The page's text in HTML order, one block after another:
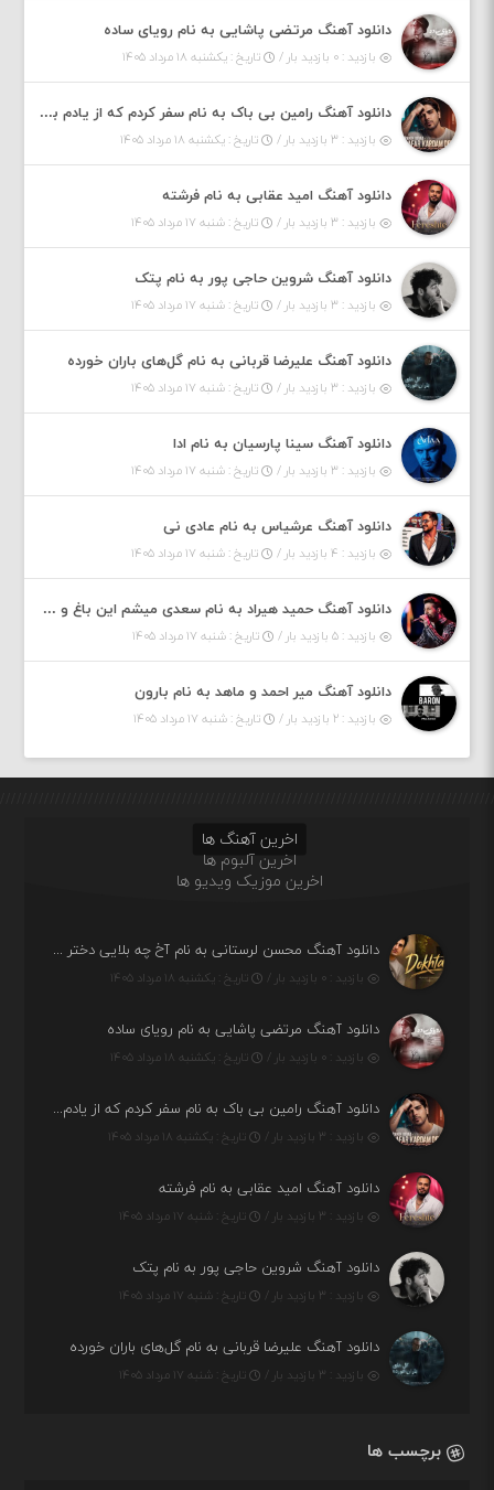
دانلود آهنگ مرتضی پاشایی به نام رویای ساده
بازدید : ۰ بازدید بار / تاریخ : یکشنبه ۱۸ مرداد ۱۴۰۵
دانلود آهنگ رامین بی باک به نام سفر کردم که از یادم بری دیدم نمیشه
بازدید : ۳ بازدید بار / تاریخ : یکشنبه ۱۸ مرداد ۱۴۰۵
دانلود آهنگ امید عقابی به نام فرشته
بازدید : ۳ بازدید بار / تاریخ : شنبه ۱۷ مرداد ۱۴۰۵
دانلود آهنگ شروین حاجی پور به نام پتک
بازدید : ۳ بازدید بار / تاریخ : شنبه ۱۷ مرداد ۱۴۰۵
دانلود آهنگ علیرضا قربانی به نام گل‌های باران خورده
بازدید : ۳ بازدید بار / تاریخ : شنبه ۱۷ مرداد ۱۴۰۵
دانلود آهنگ سینا پارسیان به نام ادا
بازدید : ۳ بازدید بار / تاریخ : شنبه ۱۷ مرداد ۱۴۰۵
دانلود آهنگ عرشیاس به نام عادی نی
بازدید : ۴ بازدید بار / تاریخ : شنبه ۱۷ مرداد ۱۴۰۵
دانلود آهنگ حمید هیراد به نام سعدی میشم این باغ و گلستون کنی واسم خیام زمانه ام به تو پرت حواسم
بازدید : ۵ بازدید بار / تاریخ : شنبه ۱۷ مرداد ۱۴۰۵
دانلود آهنگ میر احمد و ماهد به نام بارون
بازدید : ۲ بازدید بار / تاریخ : شنبه ۱۷ مرداد ۱۴۰۵
اخرین آهنگ ها
اخرین آلبوم ها
اخرین موزیک ویدیو ها
دانلود آهنگ محسن لرستانی به نام آخ چه بلایی دختر قشنگ و ماهی دختر (هوش مصنوعی)
بازدید : ۰ بازدید بار / تاریخ : یکشنبه ۱۸ مرداد ۱۴۰۵
دانلود آهنگ مرتضی پاشایی به نام رویای ساده
بازدید : ۰ بازدید بار / تاریخ : یکشنبه ۱۸ مرداد ۱۴۰۵
دانلود آهنگ رامین بی باک به نام سفر کردم که از یادم بری دیدم نمیشه
بازدید : ۳ بازدید بار / تاریخ : یکشنبه ۱۸ مرداد ۱۴۰۵
دانلود آهنگ امید عقابی به نام فرشته
بازدید : ۳ بازدید بار / تاریخ : شنبه ۱۷ مرداد ۱۴۰۵
دانلود آهنگ شروین حاجی پور به نام پتک
بازدید : ۳ بازدید بار / تاریخ : شنبه ۱۷ مرداد ۱۴۰۵
دانلود آهنگ علیرضا قربانی به نام گل‌های باران خورده
بازدید : ۳ بازدید بار / تاریخ : شنبه ۱۷ مرداد ۱۴۰۵
برچسب ها